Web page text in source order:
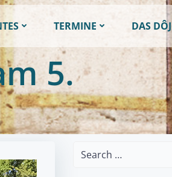
TERMINE DAS
5.
Search